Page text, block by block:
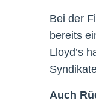
Bei der
bereits
Lloyd’s
Auch